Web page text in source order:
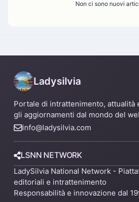
Non ci sono nuovi
Ladysilvia
Portale di intrattenimento, attualità
gli aggiornamenti dal mondo del
info@ladysilvia.com
LSNN NETWORK
LadySilvia National Network -
editoriali e intrattenimento
Responsabilità e innovazione dal